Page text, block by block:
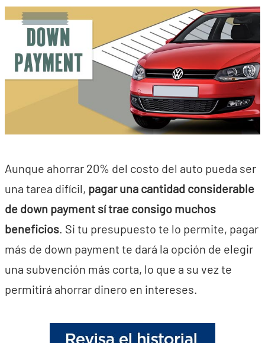
Aunque ahorrar 20% del costo del auto pueda ser
una tarea difícil, pagar una cantidad considerable
de down payment sí trae consigo muchos
beneficios. Si tu presupuesto te lo permite, pagar
más de down payment te dará la opción de elegir
una subvención más corta, lo que a su vez te
permitirá ahorrar dinero en intereses.